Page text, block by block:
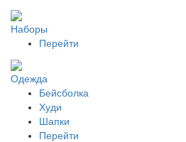
Наборы
Перейти
Одежда
Бейсболка
Худи
Шапки
Перейти